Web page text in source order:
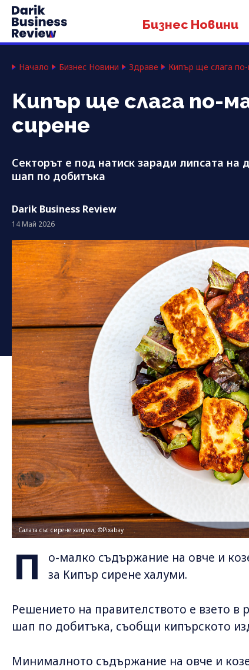
Бизнес Новини
Начало Бизнес Новини Здраве Кипър ще слага
Кипър ще слага по-
сирене
Секторът е под натиск заради липсата на
шап по добитъка
Darik Business Review
14 Май 2026
Салата със сирене халуми; ©Pixabay
П
о-малко съдържание на овче и
за Кипър сирене халуми.
Решението на правителството е взето в
шап по добитъка, съобщи кипърското
Минималното съдържание на овче и